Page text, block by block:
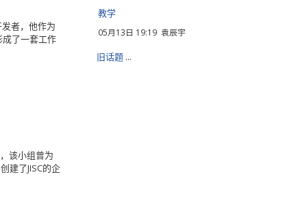
者，他作为
了一套工作
该小组曾为
建了JISC的企
05月13日 19:19 袁辰宇
教学
旧话题...